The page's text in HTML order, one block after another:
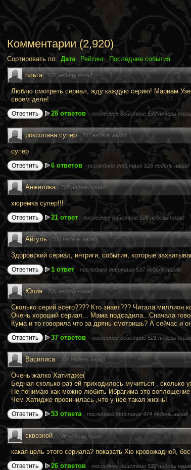
Комментарии(2,920)
Сортировать по: Дата Рейтинг Последние события
ольга ·707 недель назад
Люблю смотреть сериал, жду каждую серию! Мариам
своем деле!
Ответить 28 ответов · последнее действие 532 недель
роксолана супер · 707 недель назад
супер
Ответить 6 ответов ·последнее действие 526 недель назад
Анжелика ·707 недель назад
хюремка супер!!!
Ответить 21 ответ · последнее действие 528 недель назад
Айгуль · 706 недель назад
Здоровский сериал, интриги, события, которые
Ответить 1 ответ · последнее действие 537 недель назад
Юлия · 706 недель назад
Сколько серий всего???? Кто знает??? Читала миллион
Очень хороший сериал... Мама подсадила.. Сначала
Кума и то говорила что за дрянь смотришь? А сейчас и
Ответить 37 ответов · последнее действие 521 недель
Василиса · 706 недель назад
Очень жалко Хатитдже(
Бедная сколько раз ей приходилось мучиться , сколько
Не понимаю как можно любить Ибрагима это воплощение
Чем Хатидже провинилась ,что у неё такая жизнь!
Ответить 53 ответа· последнее действие 474 недель назад
сквозной · 706 недель назад
какая цель этого сериала? показать Хю кровожадной,
Ответить 26 ответов · последнее действие 532 недель